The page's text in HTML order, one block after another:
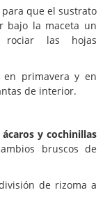
que el sustrato
bajo la maceta un
las hojas
en primavera y en
de interior.
ácaros y cochinillas
bruscos de
de rizoma a